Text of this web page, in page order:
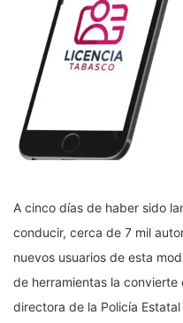
A cinco días de haber sido
conducir, cerca de 7 mil
nuevos usuarios de esta
de herramientas la convierte
directora de la Policía